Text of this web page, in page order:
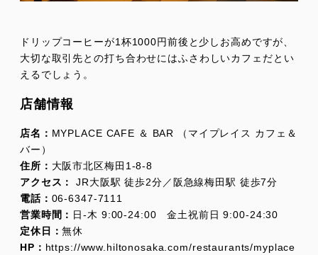
ドリップコーヒーが1杯1000円前後と少しお高めですが、
大切な取引先との打ち合わせにはふさわしいカフェだとい
えるでしょう。
店舗情報
店名： MYPLACE CAFE ＆ BAR （マイプレイス カフェ＆
バー）
住所： 大阪市北区梅田1-8-8
アクセス：
JR大阪駅 徒歩2分／阪急線梅田駅 徒歩7分
電話： 06-6347-7111
営業時間： 日-木 9:00-24:00 金土祝前日 9:00-24:30
定休日：無休
HP： https://www.hiltonosaka.com/restaurants/myplace